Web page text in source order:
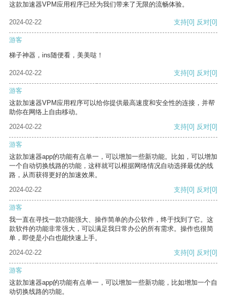
这款加速器VPM应用程序已经为我们带来了无限的流畅体验。
2024-02-22 支持[0] 反对[0]
游客
梯子神器，ins随便看，美美哒！
2024-02-22 支持[0] 反对[0]
游客
这款加速器VPM应用程序可以给你提供最高速度和安全性的连接，并帮
助你在网络上自由移动。
2024-02-22
支持[0] 反对[0]
游客
这款加速器app的功能有点单一，可以增加一些新功能。比如，可以增加
一个自动切换线路的功能，这样就可以根据网络情况自动选择最优的线
路，从而获得更好的加速效果。
2024-02-22
支持[0] 反对[0]
游客
我一直在寻找一款功能强大、操作简单的办公软件，终于找到了它。这
款软件的功能非常强大，可以满足我日常办公的所有需求。操作也很简
单，即使是小白也能快速上手。
2024-02-22
支持[0] 反对[0]
游客
这款加速器app的功能有点单一，可以增加一些新功能，比如增加一个自
动切换线路的功能。